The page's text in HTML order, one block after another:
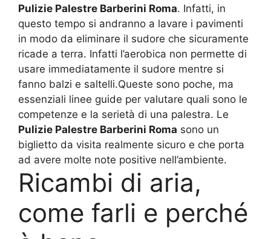
Pulizie Palestre Barberini Roma. Infatti, in
questo tempo si andranno a lavare i pavimenti
in modo da eliminare il sudore che sicuramente
ricade a terra. Infatti l’aerobica non permette di
usare immediatamente il sudore mentre si
fanno balzi e saltelli.Queste sono poche, ma
essenziali linee guide per valutare quali sono le
competenze e la serietà di una palestra. Le
Pulizie Palestre Barberini Roma sono un
biglietto da visita realmente sicuro e che porta
ad avere molte note positive nell’ambiente.
Ricambi di aria,
come farli e perché